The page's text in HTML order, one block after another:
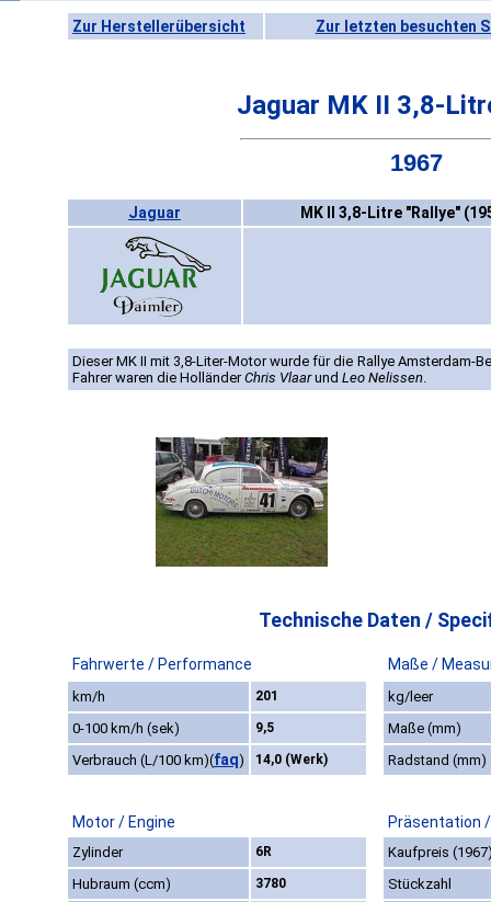
Zur Herstellerübersicht Zur letzten besuchten
Jaguar MK II 3,8-
1967
Jaguar MK II 3,8-Litre "Rallye"
Dieser MK II mit 3,8-Liter-Motor wurde für die Rallye Amsterdam-
Fahrer waren die HolländerChris Vlaarund Leo Nelissen.
Technische Daten /
Fahrwerte / Performance Maße /
km/h 201
kg/leer
0-100 km/h (sek)
9,5
Maße (mm)
Verbrauch (L/100 km)(faq) 14,0 (Werk) Radstand (mm)
Motor / Engine Präsentation
Zylinder 6R
Kaufpreis
Hubraum (ccm)
3780
Stückzahl